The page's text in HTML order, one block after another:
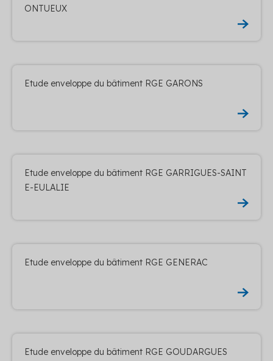
ONTUEUX
Etude enveloppe du bâtiment RGE GARONS
Etude enveloppe du bâtiment RGE GARRIGUES-SAINT
E-EULALIE
Etude enveloppe du bâtiment RGE GENERAC
Etude enveloppe du bâtiment RGE GOUDARGUES